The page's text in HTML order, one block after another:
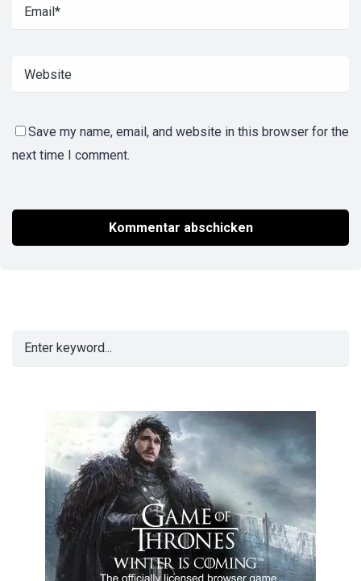
Save my name, email, and website in this browser for the
next time I comment.